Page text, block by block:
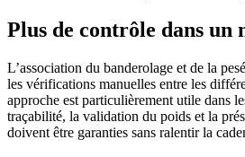
Plus de contrôle dans un
L’association du banderolage et de la
les vérifications manuelles entre les
approche est particulièrement utile dans
traçabilité, la validation du poids et la
doivent être garanties sans ralentir la